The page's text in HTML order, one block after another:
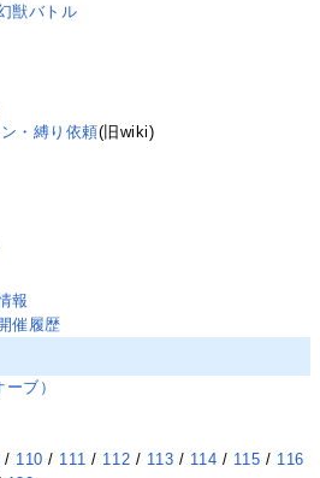
獣バトル
・縛り依頼(旧wiki)
報
催履歴
ブ）
/ 110 / 111 / 112 / 113 / 114 / 115 / 116